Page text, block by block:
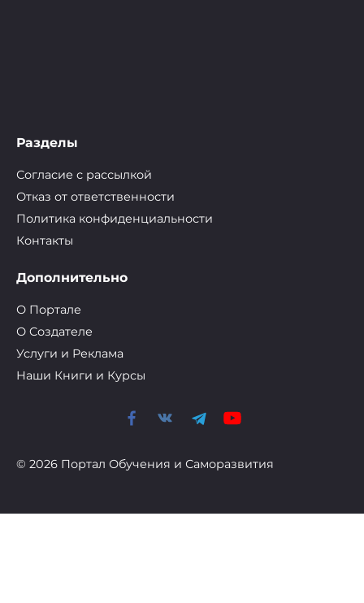
Разделы
Согласие с рассылкой
Отказ от ответственности
Политика конфиденциальности
Контакты
Дополнительно
О Портале
О Cоздателе
Услуги и Реклама
Наши Книги и Курсы
© 2026 Портал Обучения и Саморазвития